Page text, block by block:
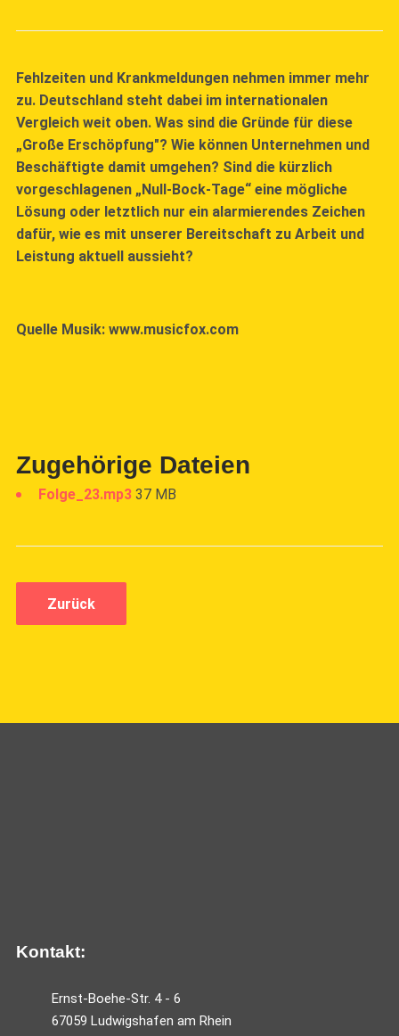
Fehlzeiten und Krankmeldungen nehmen immer mehr
zu. Deutschland steht dabei im internationalen
Vergleich weit oben. Was sind die Gründe für diese
„Große Erschöpfung"? Wie können Unternehmen und
Beschäftigte damit umgehen? Sind die kürzlich
vorgeschlagenen „Null-Bock-Tage“ eine mögliche
Lösung oder letztlich nur ein alarmierendes Zeichen
dafür, wie es mit unserer Bereitschaft zu Arbeit und
Leistung aktuell aussieht?
Quelle Musik: www.musicfox.com
Zugehörige Dateien
Folge_23.mp3 37 MB
Zurück
Kontakt:
Ernst-Boehe-Str. 4 - 6
67059 Ludwigshafen am Rhein